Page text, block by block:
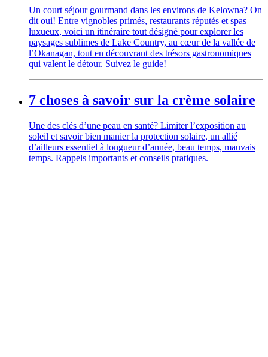
Un court séjour gourmand dans les environs de Kelowna? On
dit oui! Entre vignobles primés, restaurants réputés et spas
luxueux, voici un itinéraire tout désigné pour explorer les
paysages sublimes de Lake Country, au cœur de la vallée de
l’Okanagan, tout en découvrant des trésors gastronomiques
qui valent le détour. Suivez le guide!
7 choses à savoir sur la crème solaire
Une des clés d’une peau en santé? Limiter l’exposition au
soleil et savoir bien manier la protection solaire, un allié
d’ailleurs essentiel à longueur d’année, beau temps, mauvais
temps. Rappels importants et conseils pratiques.